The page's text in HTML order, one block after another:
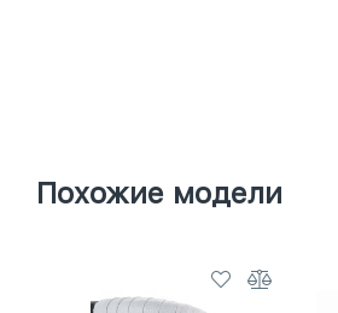
Похожие модели